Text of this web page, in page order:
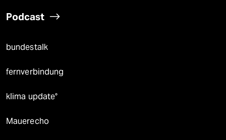
Podcast
bundestalk
fernverbindung
klima update°
Mauerecho